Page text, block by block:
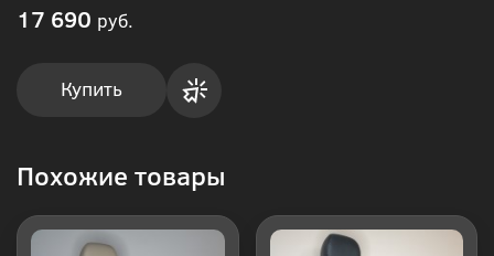
17 690 руб.
Купить
Похожие товары